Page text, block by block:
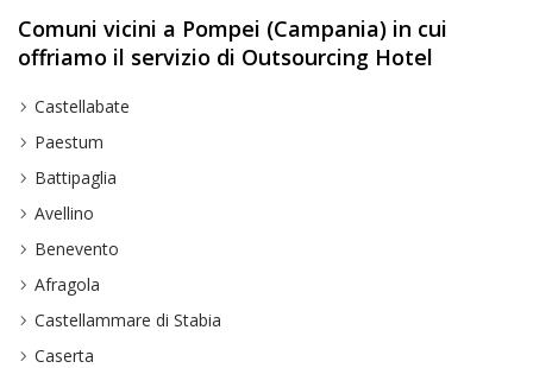
Comuni vicini a Pompei (Campania) in cui
offriamo il servizio di Outsourcing Hotel
Castellabate
Paestum
Battipaglia
Avellino
Benevento
Afragola
Castellammare di Stabia
Caserta